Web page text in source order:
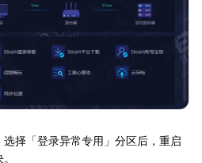
择「登录异常专用」分区后，重启